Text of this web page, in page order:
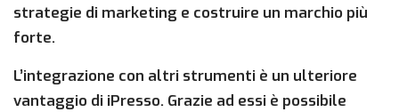
strategie di marketing e costruire un marchio più
forte.
L’integrazione con altri strumenti è un ulteriore
vantaggio di iPresso. Grazie ad essi è possibile